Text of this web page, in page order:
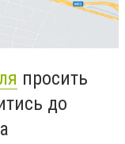
просить
до